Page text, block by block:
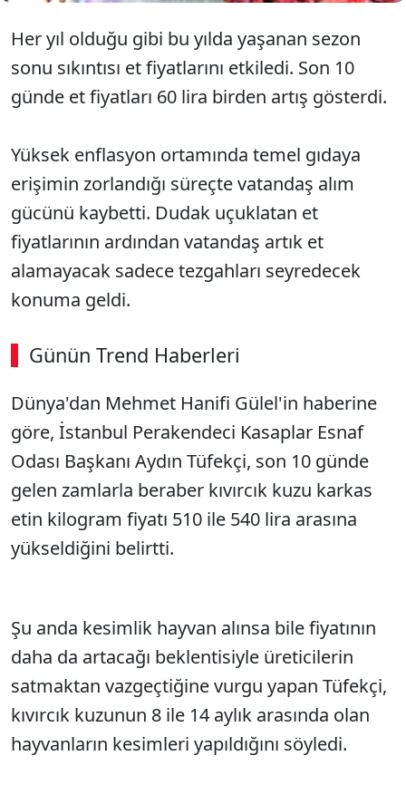
Her yıl olduğu gibi bu yılda yaşanan sezon
sonu sıkıntısı et fiyatlarını etkiledi. Son 10
günde et fiyatları 60 lira birden artış gösterdi.
Yüksek enflasyon ortamında temel gıdaya
erişimin zorlandığı süreçte vatandaş alım
gücünü kaybetti. Dudak uçuklatan et
fiyatlarının ardından vatandaş artık et
alamayacak sadece tezgahları seyredecek
konuma geldi.
Günün Trend Haberleri
SÖZCÜ SON DAKİKA
Dünya'dan Mehmet Hanifi Gülel'in haberine
göre, İstan­bul Perakendeci Kasaplar Esnaf
Odası Başkanı Aydın Tüfekçi, son 10 günde
gelen zamlarla beraber kıvırcık kuzu kar­kas
etin kilogram fiyatı 510 ile 540 lira arasına
yükseldi­ğini belirtti.
Şu anda kesim­lik hayvan alınsa bile fiyatının
daha da artacağı beklentisiyle üre­ticilerin
satmaktan vazgeç­tiğine vurgu yapan Tüfekçi,
kıvırcık kuzunun 8 ile 14 ay­lık arasında olan
hayvanla­rın kesimleri yapıldığını söyledi.